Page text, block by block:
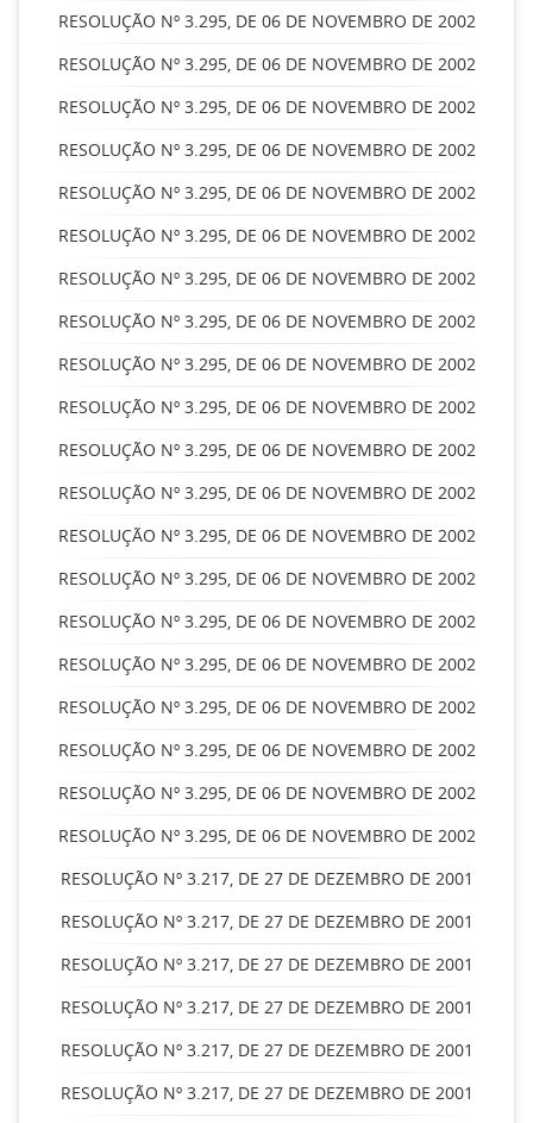
RESOLUÇÃO Nº 3.295, DE 06 DE NOVEMBRO DE 2002
RESOLUÇÃO Nº 3.295, DE 06 DE NOVEMBRO DE 2002
RESOLUÇÃO Nº 3.295, DE 06 DE NOVEMBRO DE 2002
RESOLUÇÃO Nº 3.295, DE 06 DE NOVEMBRO DE 2002
RESOLUÇÃO Nº 3.295, DE 06 DE NOVEMBRO DE 2002
RESOLUÇÃO Nº 3.295, DE 06 DE NOVEMBRO DE 2002
RESOLUÇÃO Nº 3.295, DE 06 DE NOVEMBRO DE 2002
RESOLUÇÃO Nº 3.295, DE 06 DE NOVEMBRO DE 2002
RESOLUÇÃO Nº 3.295, DE 06 DE NOVEMBRO DE 2002
RESOLUÇÃO Nº 3.295, DE 06 DE NOVEMBRO DE 2002
RESOLUÇÃO Nº 3.295, DE 06 DE NOVEMBRO DE 2002
RESOLUÇÃO Nº 3.295, DE 06 DE NOVEMBRO DE 2002
RESOLUÇÃO Nº 3.295, DE 06 DE NOVEMBRO DE 2002
RESOLUÇÃO Nº 3.295, DE 06 DE NOVEMBRO DE 2002
RESOLUÇÃO Nº 3.295, DE 06 DE NOVEMBRO DE 2002
RESOLUÇÃO Nº 3.295, DE 06 DE NOVEMBRO DE 2002
RESOLUÇÃO Nº 3.295, DE 06 DE NOVEMBRO DE 2002
RESOLUÇÃO Nº 3.295, DE 06 DE NOVEMBRO DE 2002
RESOLUÇÃO Nº 3.295, DE 06 DE NOVEMBRO DE 2002
RESOLUÇÃO Nº 3.295, DE 06 DE NOVEMBRO DE 2002
RESOLUÇÃO Nº 3.217, DE 27 DE DEZEMBRO DE 2001
RESOLUÇÃO Nº 3.217, DE 27 DE DEZEMBRO DE 2001
RESOLUÇÃO Nº 3.217, DE 27 DE DEZEMBRO DE 2001
RESOLUÇÃO Nº 3.217, DE 27 DE DEZEMBRO DE 2001
RESOLUÇÃO Nº 3.217, DE 27 DE DEZEMBRO DE 2001
RESOLUÇÃO Nº 3.217, DE 27 DE DEZEMBRO DE 2001